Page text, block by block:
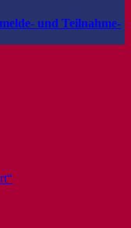
und Teilnahme-